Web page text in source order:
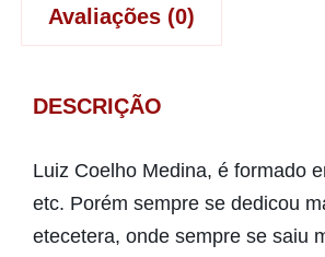
Avaliações (0)
DESCRIÇÃO
Luiz Coelho Medina, é formado
etc. Porém sempre se dedicou
etecetera, onde sempre se saiu